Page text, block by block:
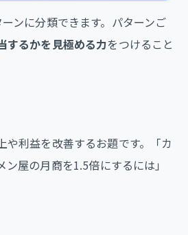
ンに分類できます。パターンご
するかを見極める力をつけること
利益を改善するお題です。「カ
屋の月商を1.5倍にするには」